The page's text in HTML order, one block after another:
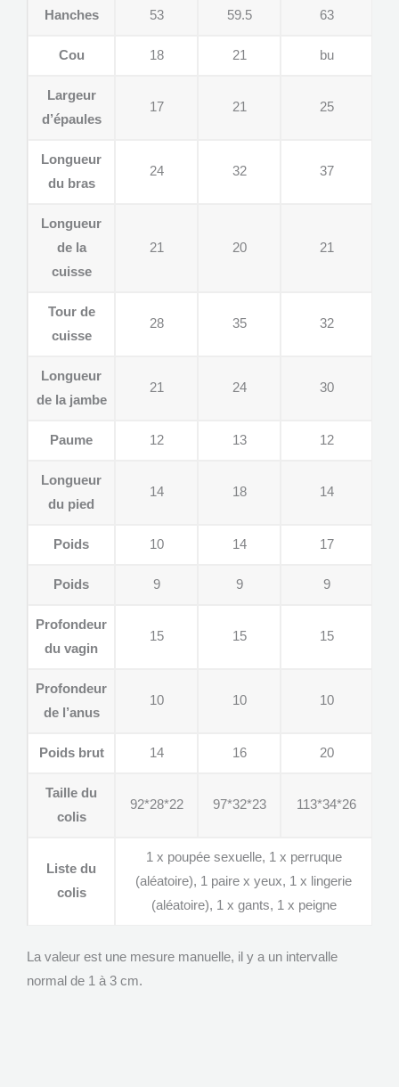
Hanches 53 59.5 63
Cou 18 21 bu
Largeur
d’épaules
17 21 25
Longueur
du bras
24 32 37
Longueur
de la
cuisse
21 20 21
Tour de
cuisse
28 35 32
Longueur
de la jambe
21 24 30
Paume 12 13 12
Longueur
du pied
14 18 14
Poids 10 14 17
Poids 9 9 9
Profondeur
du vagin
15 15 15
Profondeur
de l’anus
10 10 10
Poids brut 14 16 20
Taille du
colis
92*28*22 97*32*23 113*34*26
Liste du
colis
1 x poupée sexuelle, 1 x perruque
(aléatoire), 1 paire x yeux, 1 x lingerie
(aléatoire), 1 x gants, 1 x peigne
La valeur est une mesure manuelle, il y a un intervalle
normal de 1 à 3 cm.